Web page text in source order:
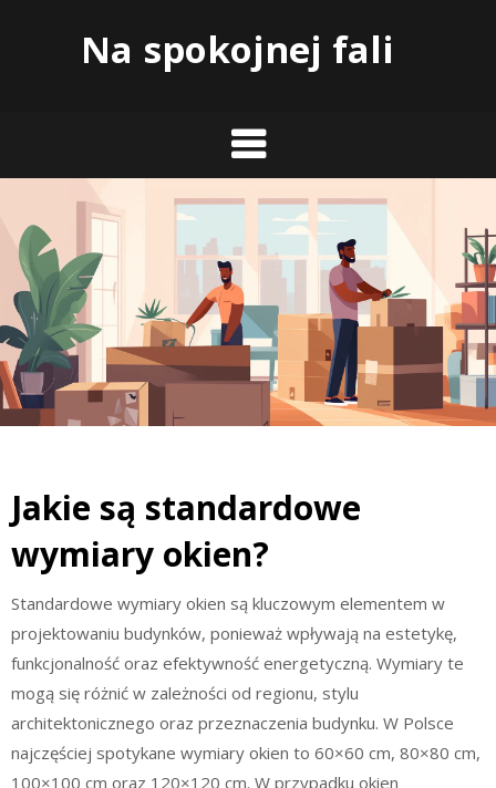
Na spokojnej fali
Jakie są standardowe
wymiary okien?
Standardowe wymiary okien są kluczowym elementem w
projektowaniu budynków, ponieważ wpływają na estetykę,
funkcjonalność oraz efektywność energetyczną. Wymiary te
mogą się różnić w zależności od regionu, stylu
architektonicznego oraz przeznaczenia budynku. W Polsce
najczęściej spotykane wymiary okien to 60×60 cm, 80×80 cm,
100×100 cm oraz 120×120 cm. W przypadku okien